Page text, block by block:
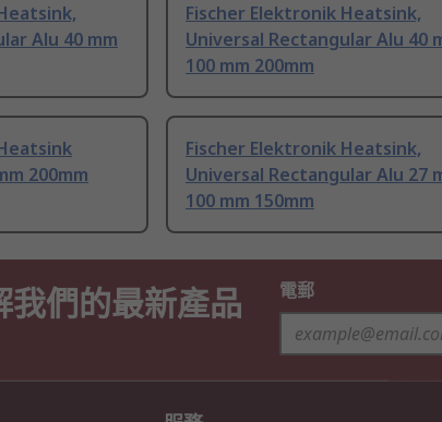
Alu 40 mm
Fischer Elektronik Heatsink,
Universal Rectangular Alu 40
100 mm 200mm
200mm
Fischer Elektronik Heatsink,
Universal Rectangular Alu 27
100 mm 150mm
們的最新產品
電郵